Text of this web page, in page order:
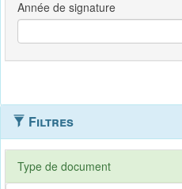
Filtres
Type de document